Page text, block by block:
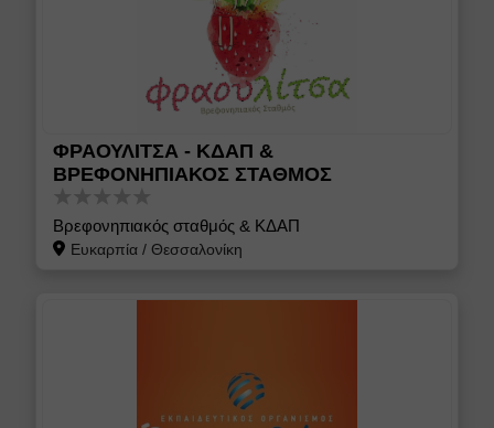
ΦΡΑΟΥΛΙΤΣΑ - ΚΔΑΠ &
ΒΡΕΦΟΝΗΠΙΑΚΟΣ ΣΤΑΘΜΟΣ
Βρεφονηπιακός σταθμός & ΚΔΑΠ
Ευκαρπία/ Θεσσαλονίκη